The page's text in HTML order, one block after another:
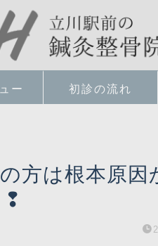
ー 初診の流れ
方は根本原因
❢